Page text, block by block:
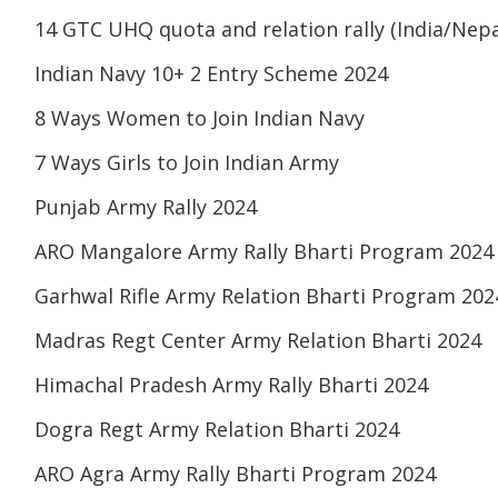
14 GTC UHQ quota and relation rally (India/
Indian Navy 10+ 2 Entry Scheme 2024
8 Ways Women to Join Indian Navy
7 Ways Girls to Join Indian Army
Punjab Army Rally 2024
ARO Mangalore Army Rally Bharti Program 2024
Garhwal Rifle Army Relation Bharti Program
Madras Regt Center Army Relation Bharti 2024
Himachal Pradesh Army Rally Bharti 2024
Dogra Regt Army Relation Bharti 2024
ARO Agra Army Rally Bharti Program 2024